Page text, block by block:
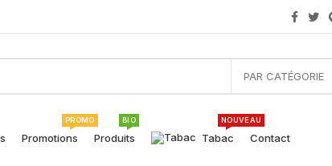
PAR CATÉGORIE
Promotions
PROMO
Produits
BIO
Tabac
NOUVEAU
Contact